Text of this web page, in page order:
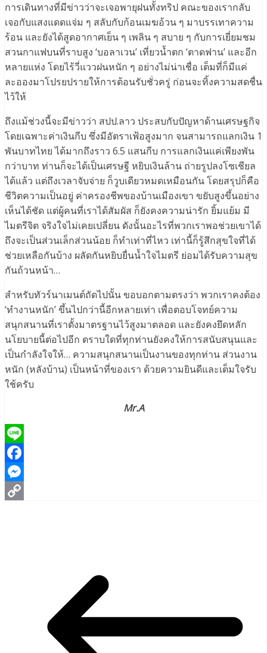
การเดินทางที่มีข่าวว่าจะเจอพายุฝนทั้งทริป คณะของเรากลับ
เจอกับแสงแดดแจ่ม ๆ สลับกับก้อนเมฆอ้วน ๆ มาบรรเทาความ
ร้อน และยังได้สูดอากาศเย็น ๆ เพลิน ๆ สบาย ๆ กับการเยี่ยมชม
สวนกาแฟบนที่ราบสูง ‘บอลาเวน’ เที่ยวน้ำตก ‘ตาดฟาน’ และอีก
หลายแห่ง โดยไร้วี่แววฝนหนัก ๆ อย่างไม่น่าเชื่อ เต็มที่ก็มีแค่
ละอองมาโปรยปรายให้การต้อนรับชั่วครู่ ก่อนจะทิ้งความสดชื่น
ไว้ให้
ถึงแม้ช่วงนี้จะมีข่าวว่า สปป.ลาว ประสบกับปัญหาด้านเศรษฐกิจ
โดยเฉพาะค่าเงินกีบ ซึ่งมีอัตราเฟ้อสูงมาก จนสามารถแลกเงิน 1
พันบาทไทย ได้มากถึงราว 6.5 แสนกีบ การแลกเงินแค่เพียงพัน
กว่าบาท ท่านก็จะได้เป็นเศรษฐี หยิบเงินล้าน ถ่ายรูปลงโซเชียล
ได้แล้ว แต่ถึงเวลาจับจ่าย ก็วูบเดียวหมดเหมือนกัน โดยสรุปก็คือ
ชีวิตความเป็นอยู่ ค่าครองชีพของบ้านเมืองเขา ขยับสูงขึ้นอย่าง
เห็นได้ชัด แต่ผู้คนที่เราได้สัมผัส ก็ยังคงความน่ารัก ยิ้มแย้ม มี
ไมตรีจิต จริงใจไม่เคยเปลี่ยน ดังนั้นอะไรที่พวกเราพอช่วยเขาได้
ถึงจะเป็นส่วนเล็กส่วนน้อย ก็ทำเท่าที่ไหว เท่านี้ก็รู้สึกสุขใจที่ได้
ช่วยเหลือกันบ้าง ผลัดกันหยิบยื่นน้ำใจไมตรี ย่อมได้รับความสุข
กันถ้วนหน้า…
สำหรับทัวร์นาเมนต์ถัดไปนั้น ขอบอกตามตรงว่า พวกเราคงต้อง
‘ทำงานหนัก’ ขึ้นไปกว่านี้อีกหลายเท่า เพื่อตอบโจทย์ความ
สนุกสนานที่เราตั้งมาตรฐานไว้สูงมาตลอด และยังคงยึดหลัก
นโยบายนี้ต่อไปอีก ตราบใดที่ทุกท่านยังคงให้การสนับสนุนและ
เป็นกำลังใจให้… ความสนุกสนานเป็นงานของทุกท่าน ส่วนงาน
หนัก (หลังบ้าน) เป็นหน้าที่ของเรา ด้วยความยินดีและเต็มใจรับ
ใช้ครับ
Mr.A
Line
Facebook
Messenger